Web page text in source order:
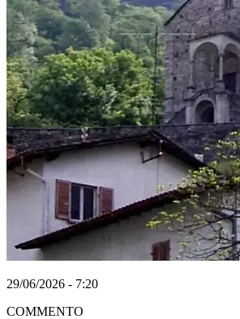
29/06/2026 - 7:20
COMMENTO